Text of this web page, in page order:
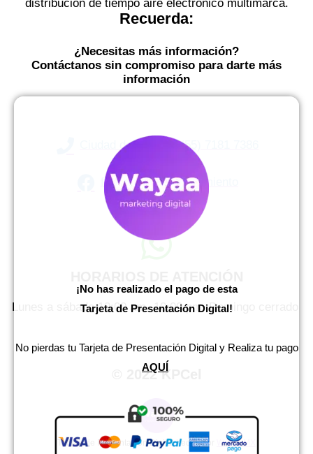
distribución de tiempo aire electrónico multimarca.
Recuerda:
¿Necesitas más información?
Contáctanos sin compromiso para darte más
información
Ciudad de México: (55) 7181 7386
fb.com/kpcelreclutamiento
Lunes a sábado 10:00 am- 10:00 pm.Domingo cerrado
© 2022 KPCel
Tarjeta de Presentación Digital hecha por WayaaMX
¡No has realizado el pago de esta
Tarjeta de Presentación Digital!
No pierdas tu Tarjeta de Presentación Digital y Realiza tu pago
AQUÍ